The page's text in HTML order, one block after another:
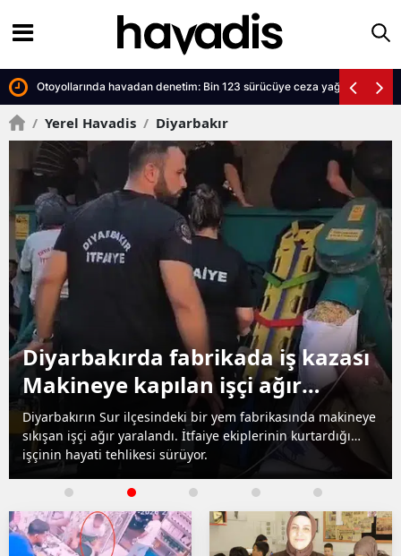
ortaya çıktı
Otoyollarında havadan denetim: Bin 123 sürücüye ceza yağdı
/ Yerel Havadis / Diyarbakır
Diyarbakırda sulama kanalı 24
yaşındaki gence mezar oldu
Bağlar ilçesinde sıcaktan bunalıp kanala giren
Çiçek akıntıya kapıldı. Arama kurtarma ekipleri gencin
cansız bedenine ulaştı.